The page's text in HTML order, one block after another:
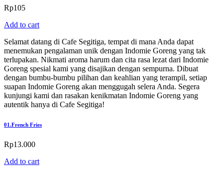
Rp105
Add to cart
Selamat datang di Cafe Segitiga, tempat di mana Anda dapat
menemukan pengalaman unik dengan Indomie Goreng yang tak
terlupakan. Nikmati aroma harum dan cita rasa lezat dari Indomie
Goreng spesial kami yang disajikan dengan sempurna. Dibuat
dengan bumbu-bumbu pilihan dan keahlian yang terampil, setiap
suapan Indomie Goreng akan menggugah selera Anda. Segera
kunjungi kami dan rasakan kenikmatan Indomie Goreng yang
autentik hanya di Cafe Segitiga!
01.French Fries
Rp13.000
Add to cart